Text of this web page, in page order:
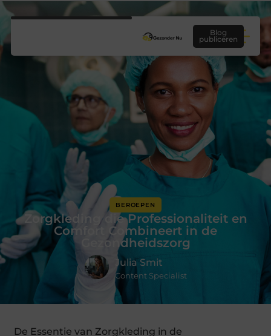
Blog
publiceren
BEROEPEN
Zorgkleding die Professionaliteit en
Comfort Combineert in de
Gezondheidszorg
Julia Smit
Content Specialist
De Essentie van Zorgkleding in de